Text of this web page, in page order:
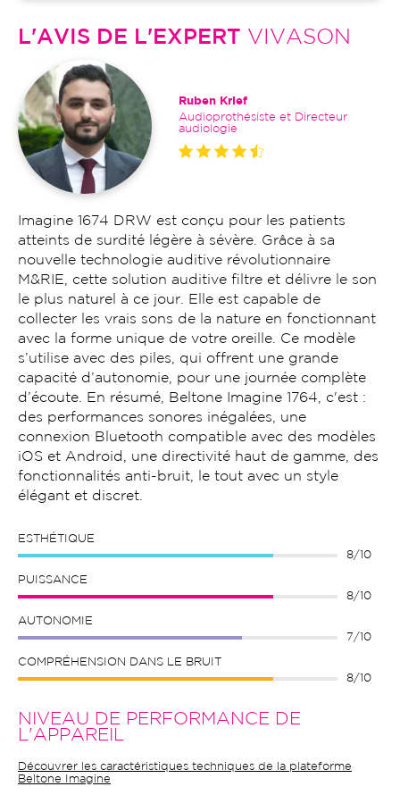
L'AVIS DE L'EXPERT VIVASON
Ruben Krief
Audioprothésiste et Directeur
audiologie
Imagine 1674 DRW est conçu pour les patients
atteints de surdité légère à sévère. Grâce à sa
nouvelle technologie auditive révolutionnaire
M&RIE, cette solution auditive filtre et délivre le son
le plus naturel à ce jour. Elle est capable de
collecter les vrais sons de la nature en fonctionnant
avec la forme unique de votre oreille. Ce modèle
s’utilise avec des piles, qui offrent une grande
capacité d’autonomie, pour une journée complète
d’écoute. En résumé, Beltone Imagine 1764, c'est :
des performances sonores inégalées, une
connexion Bluetooth compatible avec des modèles
iOS et Android, une directivité haut de gamme, des
fonctionnalités anti-bruit, le tout avec un style
élégant et discret.
ESTHÉTIQUE
8/10
PUISSANCE
8/10
AUTONOMIE
7/10
COMPRÉHENSION DANS LE BRUIT
8/10
NIVEAU DE PERFORMANCE DE
L'APPAREIL
Découvrer les caractéristiques techniques de la plateforme
Beltone Imagine